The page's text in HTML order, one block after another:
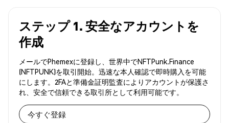
ステップ 1. 安全なアカウントを
作成
メールでPhemexに登録し、世界中でNFTPunk.Finance
(NFTPUNK)を取引開始。迅速な本人確認で即時購入を可能
にします。2FAと準備金証明監査によりアカウントが保護さ
れ、安全で信頼できる取引所として利用可能です。
今すぐ登録